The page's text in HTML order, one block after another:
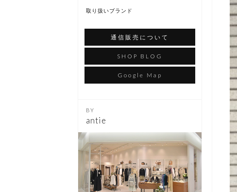
取り扱いブランド
通信販売について
SHOP BLOG
Google Map
antie